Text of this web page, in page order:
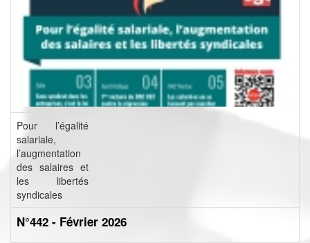
Pour l’égalité
salariale,
l’augmentation
des salaires et
les libertés
syndicales
N°442 - Février 2026